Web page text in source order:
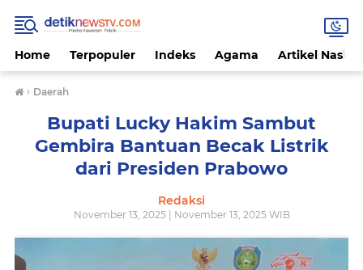
Home Terpopuler Indeks Agama Artikel
› Daerah
Bupati Lucky Hakim Sambut
Gembira Bantuan Becak Listrik
dari Presiden Prabowo
Redaksi
November 13, 2025 | November 13, 2025 WIB